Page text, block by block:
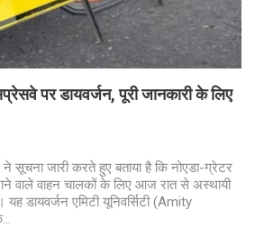
पर डायवर्जन, पूरी जानकारी के लिए
ने सूचना जारी करते हुए बताया है कि नोएडा-ग्रेटर
वाले वाहन चालकों के लिए आज रात से अस्थायी
यह डायवर्जन एमिटी यूनिवर्सिटी (Amity